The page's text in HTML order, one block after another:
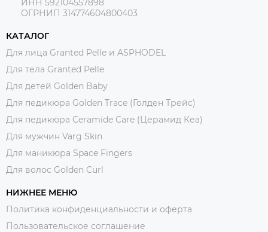
ИНН 592104557898
ОГРНИП 314774604800403
КАТАЛОГ
Для лица Granted Pelle и ASPHODEL
Для тела Granted Pelle
Для детей Golden Baby
Для педикюра Golden Trace (Голден Трейс)
Для педикюра Ceramide Care (Церамид Кеа)
Для мужчин Varg Skin
Для маникюра Space Fingers
Для волос Golden Curl
НИЖНЕЕ МЕНЮ
Политика конфиденциальности и оферта
Пользовательское соглашение